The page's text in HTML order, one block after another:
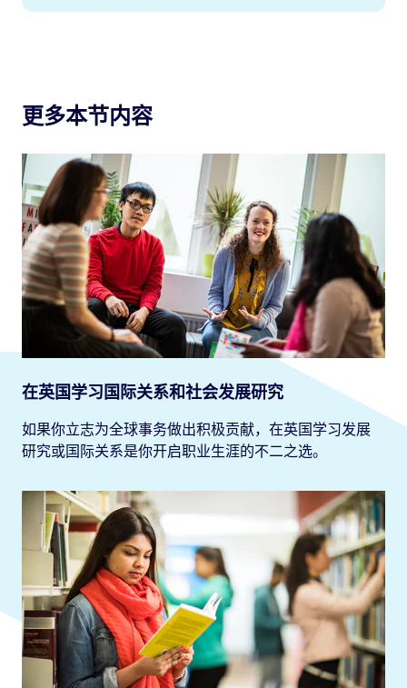
更多本节内容
在英国学习国际关系和社会发展研究
如果你立志为全球事务做出积极贡献，在英国学习发展
研究或国际关系是你开启职业生涯的不二之选。